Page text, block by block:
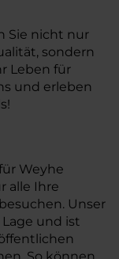
Sie nicht nur
sondern
Leben für
und erleben
Weyhe
alle Ihre
Unser
und ist